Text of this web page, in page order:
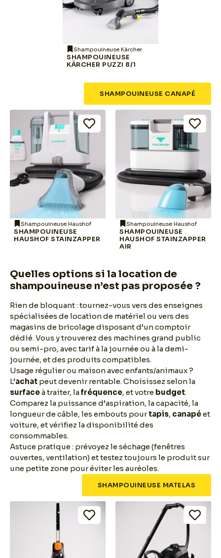
Shampouineuse Kärcher
SHAMPOUINEUSE
KÄRCHER PUZZI 8/1
SHAMPOUINEUSE CANAPÉ
Shampouineuse Haushof
SHAMPOUINEUSE
HAUSHOF STAINZAPPER
Shampouineuse Haushof
SHAMPOUINEUSE
HAUSHOF STAINZAPPER
AIR
Quelles options si la location de
shampouineuse n’est pas proposée ?
Rien de bloquant : tournez-vous vers des enseignes
spécialisées de location de matériel ou vers des
magasins de bricolage disposant d’un comptoir
dédié. Vous y trouverez des machines grand public
ou semi-pro, avec tarif à la journée ou à la demi-
journée, et des produits compatibles.
Usage régulier ou maison avec enfants/animaux ?
L’achat peut devenir rentable. Choisissez selon la
surfaceà traiter, lafréquence, et votre budget.
Comparez la puissance d’aspiration, la capacité, la
longueur de câble, les embouts pourtapis, canapéet
voiture, et vérifiez la disponibilité des
consommables.
Astuce pratique : prévoyez le séchage (fenêtres
ouvertes, ventilation) et testez toujours le produit sur
une petite zone pour éviter les auréoles.
SHAMPOUINEUSE MATELAS